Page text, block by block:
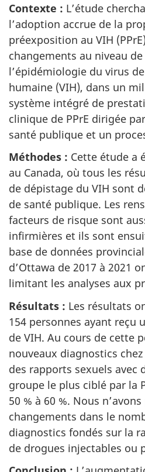
Contexte : L’étude
l’adoption accrue de la
préexposition au VIH
changements au niveau
l’épidémiologie du virus
humaine (VIH), dans un
système intégré de
clinique de PPrE dirigée
santé publique et un
Méthodes : Cette étude a
au Canada, où tous les
de dépistage du VIH sont
de santé publique. Les
facteurs de risque sont
infirmières et ils sont
base de données
d’Ottawa de 2017 à 2021
limitant les analyses aux
Résultats : Les résultats
154 personnes ayant reçu
de VIH. Au cours de cette
nouveaux diagnostics
des rapports sexuels avec
groupe le plus ciblé par la
50 % à 60 %. Nous
changements dans le
diagnostics fondés sur la
de drogues injectables ou